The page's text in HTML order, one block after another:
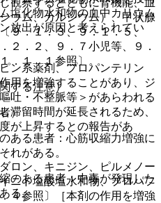
塩化物水和物の血中カリウム
放出が原因と考えられてい
ン系薬剤、プロパンテリン
用を増強することがあり、ジ
吐・不整脈等＞があらわれる
滞留時間が延長されるため、
が上昇するとの報告があ
ロン、キニジン、ピルメノー
ニド塩酸塩水和物、プロパフ
４参照〕［本剤の作用を増強
観察するとともに腎機能、血
ウム、カルシウム）、甲状腺
９．１．３、９．１．５、
２．２、９．７小児等、９．
．１．１参照〕。
する注意）
）
ある患者：心筋収縮力増強に
れがある。
のある患者：中毒が発現した
る。